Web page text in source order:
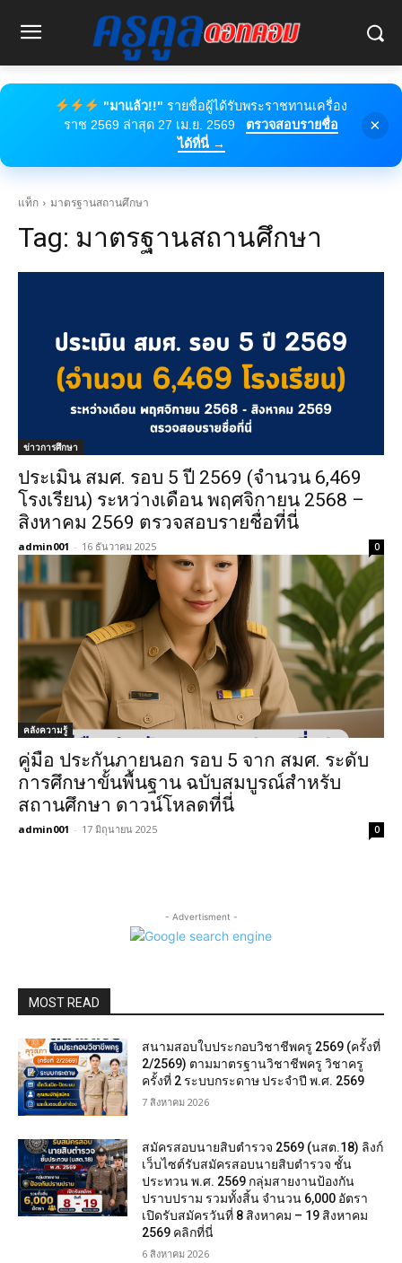
"มาแล้ว!!" รายชื่อผู้ได้รับพระราชทานเครื่อง
ราช 2569 ล่าสุด 27 เม.ย. 2569
ตรวจสอบรายชื่อ
ได้ที่นี่ →
×
แท็ก มาตรฐานสถานศึกษา
Tag: มาตรฐานสถานศึกษา
ข่าวการศึกษา
ประเมิน สมศ. รอบ 5 ปี 2569 (จำนวน 6,469
โรงเรียน) ระหว่างเดือน พฤศจิกายน 2568 –
สิงหาคม 2569 ตรวจสอบรายชื่อที่นี่
admin001 - 16 ธันวาคม 2025 0
คลังความรู้
คู่มือ ประกันภายนอก รอบ 5 จาก สมศ. ระดับ
การศึกษาขั้นพื้นฐาน ฉบับสมบูรณ์สำหรับ
สถานศึกษา ดาวน์โหลดที่นี่
admin001 - 17 มิถุนายน 2025 0
- Advertisment -
MOST READ
สนามสอบใบประกอบวิชาชีพครู 2569 (ครั้งที่
2/2569) ตามมาตรฐานวิชาชีพครู วิชาครู
ครั้งที่ 2 ระบบกระดาษ ประจำปี พ.ศ. 2569
7 สิงหาคม 2026
สมัครสอบนายสิบตำรวจ 2569 (นสต.18) ลิงก์
เว็บไซต์รับสมัครสอบนายสิบตำรวจ ชั้น
ประทวน พ.ศ. 2569 กลุ่มสายงานป้องกัน
ปราบปราม รวมทั้งสิ้น จำนวน 6,000 อัตรา
เปิดรับสมัครวันที่ 8 สิงหาคม – 19 สิงหาคม
2569 คลิกที่นี่
6 สิงหาคม 2026